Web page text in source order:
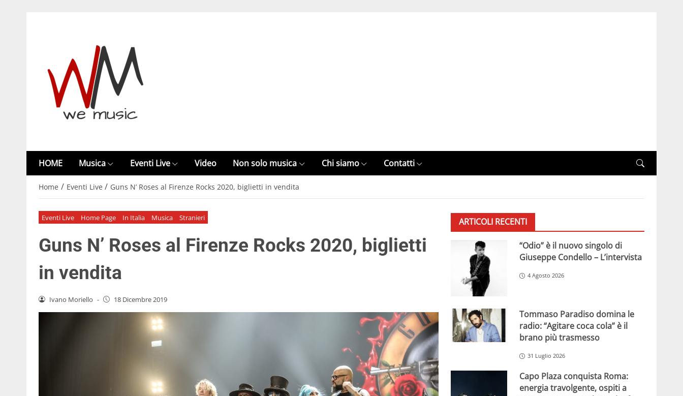
HOME Musica Eventi Live Video Non solo musica Chi siamo Contatti
Home / Eventi Live / Guns N’ Roses al Firenze Rocks 2020, biglietti in vendita
Eventi Live Home Page In Italia Musica Stranieri
Guns N’ Roses al Firenze Rocks 2020, biglietti
in vendita
Ivano Moriello - 18 Dicembre 2019
ARTICOLI RECENTI
“Odio” è il nuovo singolo di
Giuseppe Condello – L’intervista
4 Agosto 2026
Tommaso Paradiso domina le
radio: “Agitare coca cola” è il
brano più trasmesso
31 Luglio 2026
Capo Plaza conquista Roma:
energia travolgente, ospiti a